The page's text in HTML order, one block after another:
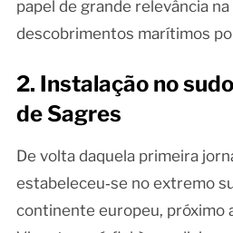
papel de grande relevância
descobrimentos marítimos
2. Instalação no
de Sagres
De volta daquela primeira
estabeleceu‑se no extremo
continente europeu, próximo